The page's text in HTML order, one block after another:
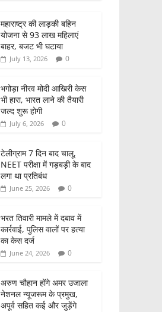
s
A
p
p
ar
e
महाराष्ट्र की लाड़की बहिन
योजना से 93 लाख महिलाएं
बाहर, बजट भी घटाया
July 13, 2026 0
भगोड़ा नीरव मोदी आखिरी केस
भी हारा, भारत लाने की तैयारी
जल्द शुरू होगी
July 6, 2026 0
टेलीग्राम 7 दिन बाद चालू,
NEET परीक्षा में गड़बड़ी के बाद
लगा था प्रतिबंध
June 25, 2026 0
भरत तिवारी मामले में दबाव में
कार्रवाई, पुलिस वालों पर हत्या
का केस दर्ज
June 24, 2026 0
अरुण चौहान होंगे अमर उजाला
नेशनल न्यूजरूम के प्रमुख,
अपूर्व सहित कई और जुड़ेंगे